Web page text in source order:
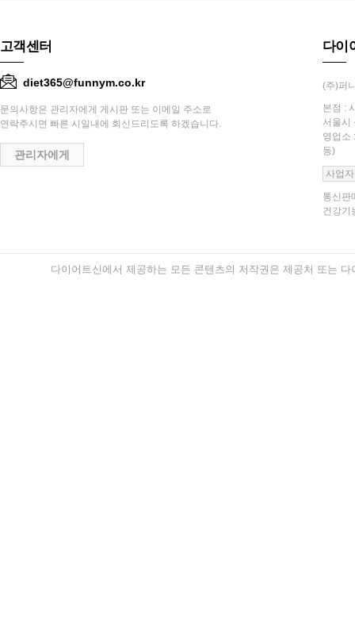
고객센터
diet365@funnym.co.kr
문의사항은 관리자에게 게시판 또는 이메일 주소로
연락주시면 빠른 시일내에 회신드리도록 하겠습니다.
관리자에게
다이
(주)퍼
본점 :
서울시
영업소
동)
사업
통신판
건강기
다이어트신에서 제공하는 모든 콘텐츠의 저작권은 제공처 또는